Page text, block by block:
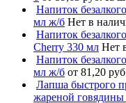
Напиток
мл ж/б Нет в
Напиток
Cherry 330 мл Нет
Напиток
мл ж/б от 81,20
Лапша быстрого
жареной говядины